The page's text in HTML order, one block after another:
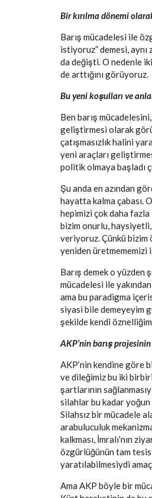
Bir kırılma dönemi
Barış mücadelesi ile
istiyoruz” demesi, aynı
da değişti. O nedenle
de arttığını görüyoruz.
Bu yeni koşulları ve
Ben barış
geliştirmesi olarak
çatışmasızlık halini
yeni araçları
politik olmaya başladı
Şu anda en azından
hayatta kalma çabası.
hepimizi çok daha
bizim onurlu,
veriyoruz. Çünkü bizim
yeniden üretmememizi
Barış demek o yüzden
mücadelesi ile
ama bu paradigma
siyasi bile demeyeyim
şekilde kendi
AKP’nin barış
AKP’nin kendine göre
ve dileğimiz bu iki
şartlarının
silahlar bu kadar yoğun
Silahsız bir mücadele
arabuluculuk
kalkması, İmralı’nın
özgürlüğünün tam
yaratılabilmesiydi
Ama AKP böyle bir